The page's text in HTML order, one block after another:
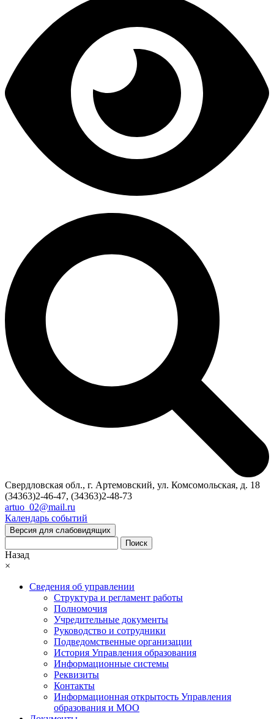
Свердловская обл., г. Артемовский, ул. Комсомольская, д. 18
(34363)2-46-47, (34363)2-48-73
artuo_02@mail.ru
Календарь событий
Версия для слабовидящих
Поиск
Назад
×
Сведения об управлении
Структура и регламент работы
Полномочия
Учредительные документы
Руководство и сотрудники
Подведомственные организации
История Управления образования
Информационные системы
Реквизиты
Контакты
Информационная открытость Управления
образования и МОО